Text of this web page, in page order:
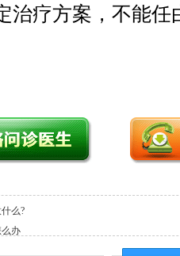
治疗方案，不能任
么?
办